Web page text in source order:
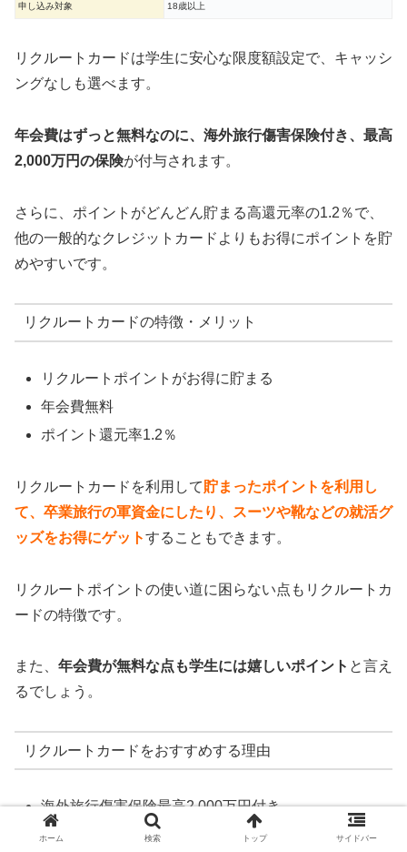
申し込み対象 18歳以上
リクルートカードは学生に安心な限度額設定で、キャッシ
ングなしも選べます。
年会費はずっと無料なのに、海外旅行傷害保険付き、最高
2,000万円の保険が付与されます。
さらに、ポイントがどんどん貯まる高還元率の1.2％で、
他の一般的なクレジットカードよりもお得にポイントを貯
めやすいです。
リクルートカードの特徴・メリット
リクルートポイントがお得に貯まる
年会費無料
ポイント還元率1.2％
リクルートカードを利用して貯まったポイントを利用し
て、卒業旅行の軍資金にしたり、スーツや靴などの就活グ
ッズをお得にゲットすることもできます。
リクルートポイントの使い道に困らない点もリクルートカ
ードの特徴です。
また、 年会費が無料な点も学生には嬉しいポイント と言え
るでしょう。
リクルートカードをおすすめする理由
海外旅行傷害保険最高2,000万円付き
年会費を気にせず持てる
ホーム 検索 トップ サイドバー